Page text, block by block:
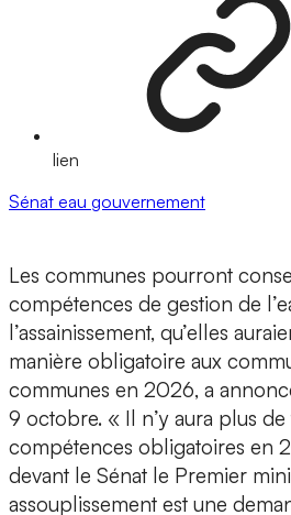
lien
Sénat eau gouvernement
Les communes pourront
compétences de gestion de
l’assainissement, qu’elles
manière obligatoire aux
communes en 2026, a
9 octobre. « Il n’y aura plus
compétences obligatoires en
devant le Sénat le Premier
assouplissement est une